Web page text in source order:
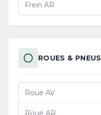
Frein AR
ROUES & PNEUS
Roue AV
Roue AR